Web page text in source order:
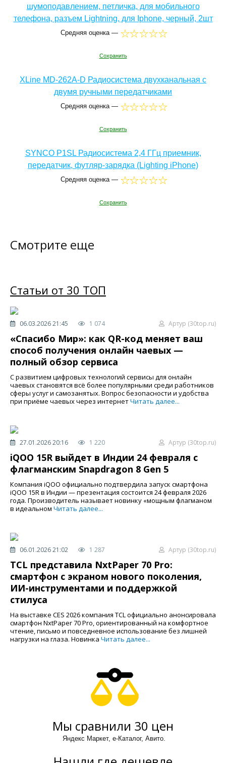
шумоподавлением, петличка, для мобильного
телефона, разъем Lightning, для Iphone, черный, 2шт
Средняя оценка —
Сохранить
XLine MD-262A-D Радиосистема двухканальная c
двумя ручными передатчиками
Средняя оценка —
Сохранить
SYNCO P1SL Радиосистема 2,4 ГГц приемник,
передатчик, футляр-зарядка (Lighting iPhone)
Средняя оценка —
Сохранить
Смотрите еще
Статьи от 30 ТОП
06.03.2026 21:45 1 074 Артур (30top.ru)
«Спасибо Мир»: как QR-код меняет ваш
способ получения онлайн чаевых —
полный обзор сервиса
С развитием цифровых технологий сервисы для онлайн
чаевых становятся всё более популярными среди работников
сферы услуг и самозанятых. Вопрос безопасности и удобства
при приёме чаевых через интернетЧитать далее...
27.01.2026 20:16 1 220 Артур (30top.ru)
iQOO 15R выйдет в Индии 24 февраля с
флагманским Snapdragon 8 Gen 5
Компания iQOO официально подтвердила запуск смартфона
iQOO 15R в Индии — презентация состоится 24 февраля 2026
года. Производитель называет новинку «мощным флагманом
в идеальном Читать далее...
06.01.2026 21:02 1 287 Артур (30top.ru)
TCL представила NxtPaper 70 Pro:
смартфон с экраном нового поколения,
ИИ-инструментами и поддержкой
стилуса
На выставке CES 2026 компания TCL официально анонсировала
смартфон NxtPaper 70 Pro, ориентированный на комфортное
чтение, письмо и повседневное использование без лишней
нагрузки на глаза. Новинка Читать далее...
Мы сравнили 30 цен
Яндекс Маркет, е-Каталог, Авито.